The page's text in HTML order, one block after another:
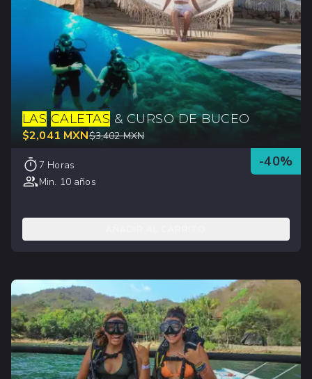
LAS CALETAS & CURSO DE BUCEO
$2,041 MXN$3,402 MXN
-40%
7 Horas
Min. 10 años